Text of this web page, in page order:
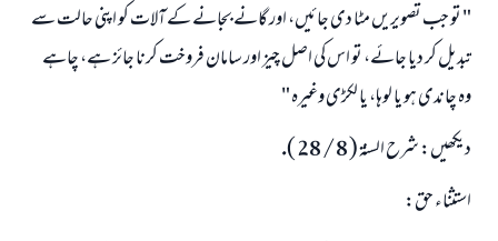
" تو جب تصويريں مٹا دى جائيں، اور گانے بجانے كے آلات كو اپنى حالت سے
تبديل كر ديا جائے، تو اس كى اصل چيز اور سامان فروخت كرنا جائز ہے، چاہے
وہ چاندى ہو يا لوہا، يا لكڑى وغيرہ "
ديكھيں: شرح السنۃ ( 8 / 28 ).
استثناء حق: